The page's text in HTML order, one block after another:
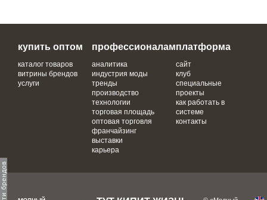
купить оптом
каталог товаров
витрины брендов
услуги
профессионалам
аналитика
индустрия моды
тренды
производство
технологии
торговая площадь
оптовая торговля
франчайзинг
выставки
карьера
платформа
сайт
клуб
специальные
проекты
как работать в
системе
контакты